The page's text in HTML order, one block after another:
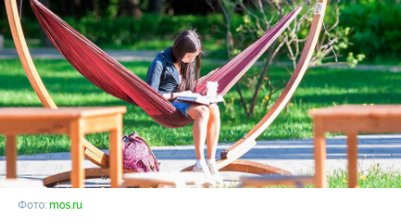
Фото: mos.ru